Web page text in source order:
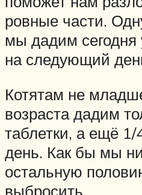
ровные части.
мы дадим сегодня
на следующий
Котятам не
возраста дадим
таблетки, а ещё
день. Как бы мы
остальную
выбросить.